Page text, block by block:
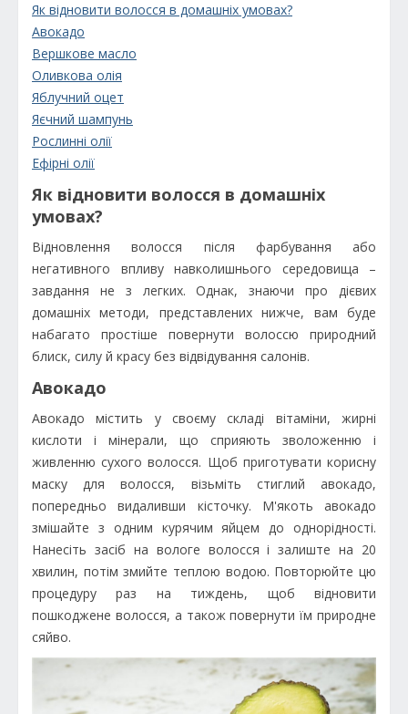
Як відновити волосся в домашніх умовах?
Авокадо
Вершкове масло
Оливкова олія
Яблучний оцет
Яєчний шампунь
Рослинні олії
Ефірні олії
Як відновити волосся в домашніх
умовах?
Відновлення волосся після фарбування або
негативного впливу навколишнього середовища –
завдання не з легких. Однак, знаючи про дієвих
домашніх методи, представлених нижче, вам буде
набагато простіше повернути волоссю природний
блиск, силу й красу без відвідування салонів.
Авокадо
Авокадо містить у своєму складі вітаміни, жирні
кислоти і мінерали, що сприяють зволоженню і
живленню сухого волосся. Щоб приготувати корисну
маску для волосся, візьміть стиглий авокадо,
попередньо видаливши кісточку. М'якоть авокадо
змішайте з одним курячим яйцем до однорідності.
Нанесіть засіб на вологе волосся і залиште на 20
хвилин, потім змийте теплою водою. Повторюйте цю
процедуру раз на тиждень, щоб відновити
пошкоджене волосся, а також повернути їм природне
сяйво.